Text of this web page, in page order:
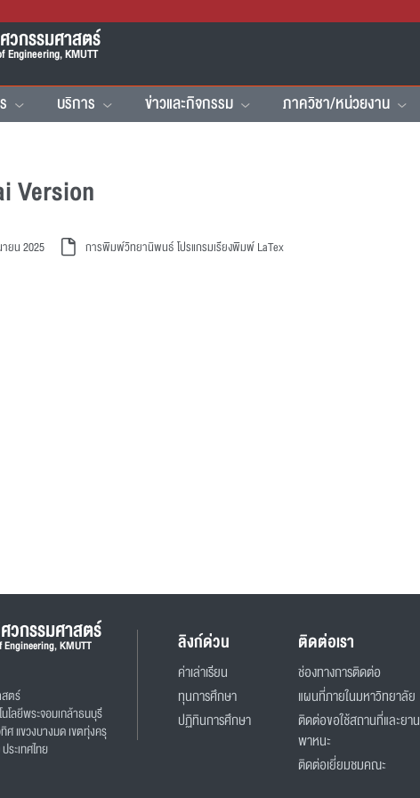
วกรรมศาสตร์
Engineering, KMUTT
บริการ ข่าวและกิจกรรม ภาควิชา/หน่วยงาน
Version
ยน 2025 การพิมพ์วิทยานิพนธ์โปรแกรมเรียงพิมพ์ LaTex
วกรรมศาสตร์
Engineering, KMUTT
ตร์
โลยีพระจอมเกล้าธนบุรี
ศ แขวงบางมด เขตทุ่งครุ
ระเทศไทย
ลิงก์ด่วน
ค่าเล่าเรียน
ทุนการศึกษา
ปฏิทินการศึกษา
ติดต่อเรา
ช่องทางการติดต่อ
แผนที่ภายในมหาวิทยาลัย
ติดต่อขอใช้สถานที่และยาน
พาหนะ
ติดต่อเยี่ยมชมคณะ